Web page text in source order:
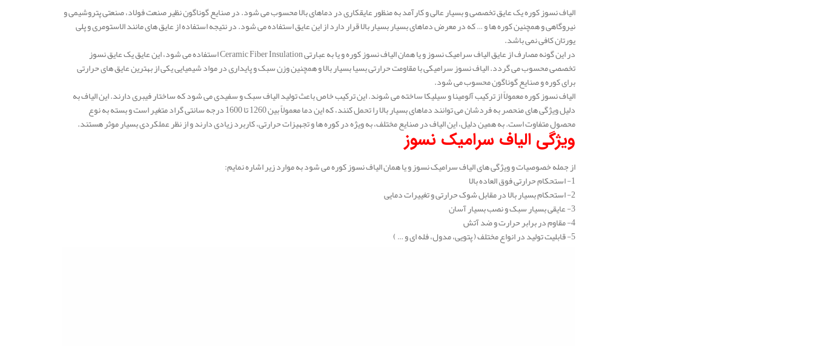
الیاف نسوز کوره یک عایق تخصصی و بسیار عالی و کارآمد به منظور عایقکاری در دماهای بالا محسوب می شود. در صنایع گوناگون نظیر صنعت فولاد، صنعتی پتروشیمی و
نیروگاهی و همچنین کوره ها و … که در معرض دماهای بسیار بسیار بالا قرار دارد از این عایق استفاده می شود. در نتیجه استفاده از عایق های مانند الاستومری و پلی
یورتان کافی نمی باشد.
در این گونه مصارف از عایق الیاف سرامیک نسوز و یا همان الیاف نسوز کوره و یا به عبارتی Ceramic Fiber Insulation استفاده می شود، این عایق یک عایق نسوز
تخصصی محسوب می گردد. الیاف نسوز سرامیکی با مقاومت حرارتی بسیا بسیار بالا و همچنین وزن سبک و پایداری در مواد شیمیایی یکی از بهترین عایق های حرارتی
برای کوره و صنایع گوناگون محسوب می شود.
الیاف نسوز کوره معمولاً از ترکیب آلومینا و سیلیکا ساخته می‌ شوند. این ترکیب خاص باعث تولید الیاف سبک و سفیدی می‌ شود که ساختار فیبری دارند. این الیاف به
دلیل ویژگی‌ های منحصر به فردشان می‌ توانند دماهای بسیار بالا را تحمل کنند، که این دما معمولاً بین 1260 تا 1600 درجه سانتی‌ گراد متغیر است و بسته به نوع
محصول متفاوت است. به همین دلیل، این الیاف در صنایع مختلف، به ویژه در کوره‌ ها و تجهیزات حرارتی، کاربرد زیادی دارند و از نظر عملکردی بسیار موثر هستند.
ویژگی الیاف سرامیک نسوز
از جمله خصوصیات و ویژگی های الیاف سرامیک نسوز و یا همان الیاف نسوز کوره می شود به موارد زیر اشاره نمایم:
1- استحکام حرارتی فوق العاده بالا
2- استحکام بسیار بالا در مقابل شوک حرارتی و تغییرات دمایی
3- عایقی بسیار سبک و نصب بسیار آسان
4- مقاوم در برابر حرارت و ضد آتش
5- قابلیت تولید در انواع مختلف ( پتویی، مدول، فله ای و … )